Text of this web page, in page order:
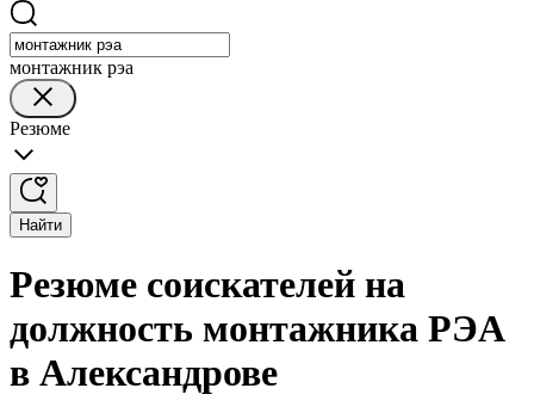
монтажник рэа
Резюме
Найти
Резюме соискателей на
должность монтажника РЭА
в Александрове